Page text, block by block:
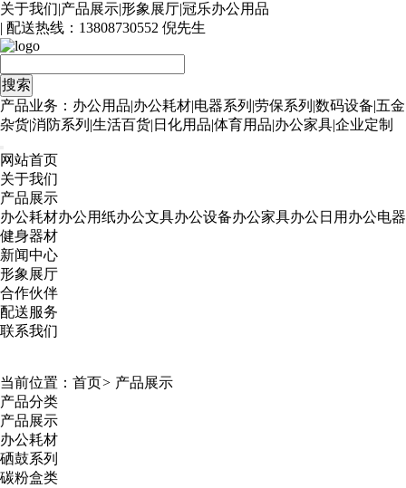
关于我们|产品展示|形象展厅|冠乐办公用品
| 配送热线： 13808730552 倪先生
产品业务：办公用品|办公耗材|电器系列|劳保系列|数码设备|五金
杂货|消防系列|生活百货|日化用品|体育用品|办公家具|企业定制
网站首页
关于我们
产品展示
办公耗材办公用纸办公文具办公设备办公家具办公日用 办公电器
健身器材
新闻中心
形象展厅
合作伙伴
配送服务
联系我们
当前位置： 首页> 产品展示
产品分类
产品展示
办公耗材
硒鼓系列
碳粉盒类